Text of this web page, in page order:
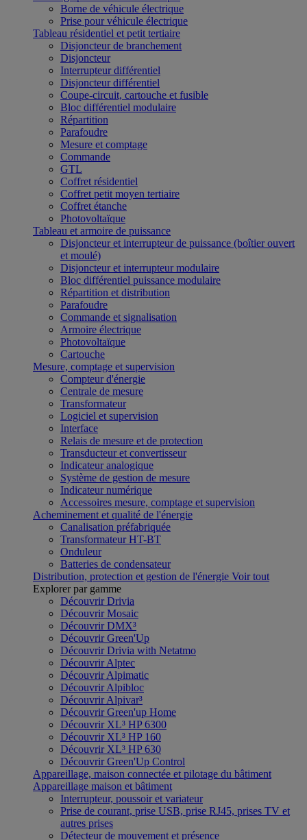
Borne de véhicule électrique
Prise pour véhicule électrique
Tableau résidentiel et petit tertiaire
Disjoncteur de branchement
Disjoncteur
Interrupteur différentiel
Disjoncteur différentiel
Coupe-circuit, cartouche et fusible
Bloc différentiel modulaire
Répartition
Parafoudre
Mesure et comptage
Commande
GTL
Coffret résidentiel
Coffret petit moyen tertiaire
Coffret étanche
Photovoltaïque
Tableau et armoire de puissance
Disjoncteur et interrupteur de puissance (boîtier ouvert
et moulé)
Disjoncteur et interrupteur modulaire
Bloc différentiel puissance modulaire
Répartition et distribution
Parafoudre
Commande et signalisation
Armoire électrique
Photovoltaïque
Cartouche
Mesure, comptage et supervision
Compteur d'énergie
Centrale de mesure
Transformateur
Logiciel et supervision
Interface
Relais de mesure et de protection
Transducteur et convertisseur
Indicateur analogique
Système de gestion de mesure
Indicateur numérique
Accessoires mesure, comptage et supervision
Acheminement et qualité de l'énergie
Canalisation préfabriquée
Transformateur HT-BT
Onduleur
Batteries de condensateur
Distribution, protection et gestion de l'énergie Voir tout
Explorer par gamme
Découvrir Drivia
Découvrir Mosaic
Découvrir DMX³
Découvrir Green'Up
Découvrir Drivia with Netatmo
Découvrir Alptec
Découvrir Alpimatic
Découvrir Alpibloc
Découvrir Alpivar³
Découvrir Green'up Home
Découvrir XL³ HP 6300
Découvrir XL³ HP 160
Découvrir XL³ HP 630
Découvrir Green'Up Control
Appareillage, maison connectée et pilotage du bâtiment
Appareillage maison et bâtiment
Interrupteur, poussoir et variateur
Prise de courant, prise USB, prise RJ45, prises TV et
autres prises
Détecteur de mouvement et présence